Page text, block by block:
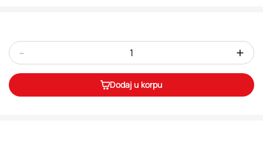
- +
Dodaj u korpu